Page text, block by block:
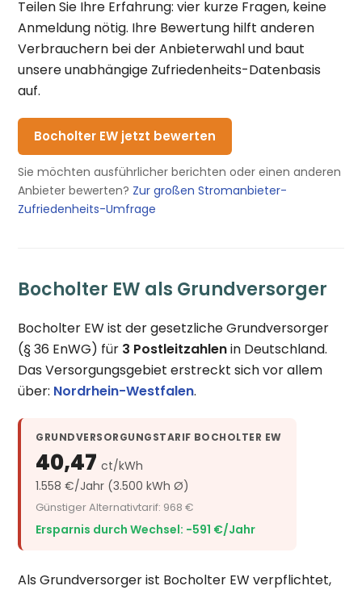
Teilen Sie Ihre Erfahrung: vier kurze Fragen, keine
Anmeldung nötig. Ihre Bewertung hilft anderen
Verbrauchern bei der Anbieterwahl und baut
unsere unabhängige Zufriedenheits-Datenbasis
auf.
Bocholter EW jetzt bewerten
Sie möchten ausführlicher berichten oder einen anderen
Anbieter bewerten? Zur großen Stromanbieter-
Zufriedenheits-Umfrage
Bocholter EW als Grundversorger
Bocholter EW ist der gesetzliche Grundversorger
(§ 36 EnWG) für 3 Postleitzahlenin Deutschland.
Das Versorgungsgebiet erstreckt sich vor allem
über: Nordrhein-Westfalen.
GRUNDVERSORGUNGSTARIF BOCHOLTER EW
40,47ct/kWh
1.558 €/Jahr (3.500 kWh Ø)
Günstiger Alternativtarif: 968 €
Ersparnis durch Wechsel: −591 €/Jahr
Als Grundversorger ist Bocholter EW verpflichtet,